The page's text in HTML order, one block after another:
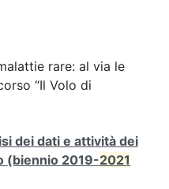
rare: al via le
“Il Volo di
dei dati e attività dei
(biennio 2019-2021